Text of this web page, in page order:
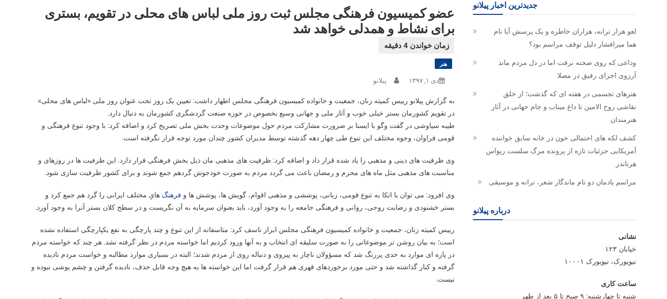
عضو کمیسیون فرهنگی مجلس ثبت روز ملی لباس های محلی در تقویم، بستری
برای نشاط و همدلی خواهد شد
هنر
دی ۱, ۱۳۹۷ پیلانو
به گزارش پیلانو رییس کمیته زنان، جمعیت و خانواده کمیسیون فرهنگی مجلس اظهار داشت: تعیین یک روز تحت عنوان روز ملی «لباس های محلی»
در تقویم کشورمان بستر خیلی خوب و آثار ملی و جهانی وسیع بخصوص در حوزه صنعت گردشگری کشورمان به دنبال دارد.
طیبه سیاوشی در گفت وگو با ایسنا بر ضرورت مشارکت مردم حول موضوعات وحدت بخش ملی تصریح کرد و اضافه کرد: با وجود تنوع فرهنگی و
قومی فراوان، وجوه مختلف این تنوع طی چهار دهه گذشته توسط مدیران کشور چندان مورد توجه قرار نگرفته است.
وی ظرفیت های دینی و مذهبی را یاد شده قرار داد و اضافه کرد: ظرفیت های مذهبی مان ذیل بخش فرهنگی قرار دارد. این ظرفیت ها در روزهای و
مناسبت های مذهبی مثل ماه های محرم و رمضان باعث می گردد مردم به صورت خودجوش گردهم جمع شوند و برای کشور ظرفیت سازی شود.
وی افزود: می توان با اتکا به تنوع قومی، زبانی، پوششی و مذهبی اقوام، گویش ها، پوشش ها و فرهنگ هایِ مختلف ایرانی را گرد هم جمع کرد و
بستر خشنودی و رضایت روحی، روانی و فرهنگی جامعه را به وجود آورد، باید بعنوان سرمایه به آن نگریست و در سطح کلان بستر آنرا به وجود آورد.
رییس کمیته زنان، جمعیت و خانواده کمیسیون فرهنگی مجلس ابراز تاسف کرد: متاسفانه از این تنوع و چند پارچگی به نفع یکپارچگی استفاده نشده
است؛ به بیان روشن تر موضوعاتی را به صورت سلیقه ای انتخاب و به آنها ورود کردیم اما خواسته مردم در نظر گرفته نشد. هر چند که خواسته مردم
در پاره ای موارد به حدی پررنگ شد که مسؤولان ناچار به پیروی و دنباله روی از مردم شدند؛ البته در بسیاری موارد مطالبه و خواست مردم نادیده
گرفته و کنار گذاشته شد و حتی مورد برخوردهای قهری هم قرار گرفت اما این خواسته ها به هیچ وجه قابل حذف، نادیده گرفتن و چشم پوشی نبوده و
نیست.
جدیدترین اخبار پیلانو
لغو هزار ترانه، هزاران خاطره و یک پرسش آیا نام
هما میرافشار دلیل توقف مراسم بود؟
وداعی که روی صحنه نرفت اما در دل مردم ماند
آرزوی اجرای رفیق در مصلا
هنرهای تجسمی در هفته ای که گذشت؛ از خلق
نقاشی روح الامین تا داغ میناب و جام جهانی در آثار
هنرمندان
کشف لکه های احتمالی خون در خانه سابق خواننده
آمریکایی جزئیات تازه از پرونده مرگ سلست ریواس
هرناندز
مراسم یادمان دو نام ماندگار شعر، ترانه و موسیقی
درباره پیلانو
نشانی
خیابان ۱۲۳
نیویورک، نیویورک ۱۰۰۰۱
ساعت کاری
شنبه تا چهارشنبه: ۹ صبح تا ۵ بعد از ظهر